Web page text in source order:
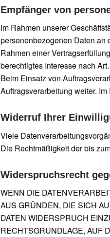
Empfänger von
Im Rahmen unserer
personenbezogenen Daten an
Rahmen einer
berechtigtes Interesse nach
Beim Einsatz von
Auftragsverarbeitung weiter.
Widerruf Ihrer
Viele
Die Rechtmäßigkeit der bis
Widerspruchsrecht
WENN DIE
AUS GRÜNDEN, DIE SICH
DATEN WIDERSPRUCH
RECHTSGRUNDLAGE, AUF